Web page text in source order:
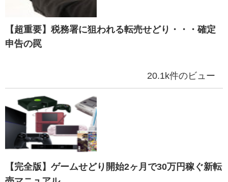
【超重要】税務署に狙われる転売せどり・・・確定
申告の罠
20.1k件のビュー
【完全版】ゲームせどり開始2ヶ月で30万円稼ぐ新転